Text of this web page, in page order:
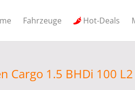
Fahrzeuge Hot-Deals
Cargo 1.5 BHDi 100